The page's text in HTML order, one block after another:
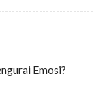
Emosi?